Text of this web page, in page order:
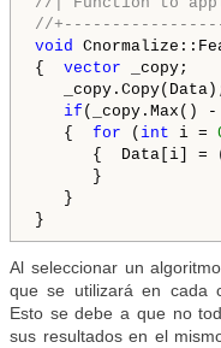
//
void
{ vector _copy;
if (_copy.Max()
{ for ( int i =
{  Data[i] =
}
}
}
Al seleccionar un
que se utilizará en cada
Esto se debe a que no
sus resultados en el